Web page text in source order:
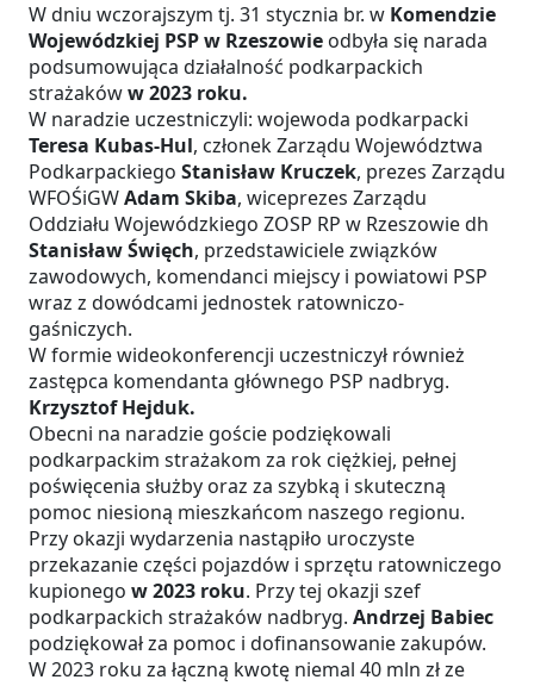
W dniu wczorajszym tj. 31 stycznia br. w Komendzie
Wojewódzkiej PSP w Rzeszowie odbyła się narada
podsumowująca działalność podkarpackich
strażakóww 2023 roku.
W naradzie uczestniczyli: wojewoda podkarpacki
Teresa Kubas-Hul, członek Zarządu Województwa
Podkarpackiego Stanisław Kruczek, prezes Zarządu
WFOŚiGWAdam Skiba, wiceprezes Zarządu
Oddziału Wojewódzkiego ZOSP RP w Rzeszowie dh
Stanisław Święch, przedstawiciele związków
zawodowych, komendanci miejscy i powiatowi PSP
wraz z dowódcami jednostek ratowniczo-
gaśniczych.
W formie wideokonferencji uczestniczył również
zastępca komendanta głównego PSP nadbryg.
Krzysztof Hejduk.
Obecni na naradzie goście podziękowali
podkarpackim strażakom za rok ciężkiej, pełnej
poświęcenia służby oraz za szybką i skuteczną
pomoc niesioną mieszkańcom naszego regionu.
Przy okazji wydarzenia nastąpiło uroczyste
przekazanie części pojazdów i sprzętu ratowniczego
kupionego w 2023 roku. Przy tej okazji szef
podkarpackich strażaków nadbryg. Andrzej Babiec
podziękował za pomoc i dofinansowanie zakupów.
W 2023 roku za łączną kwotę niemal 40 mln zł ze